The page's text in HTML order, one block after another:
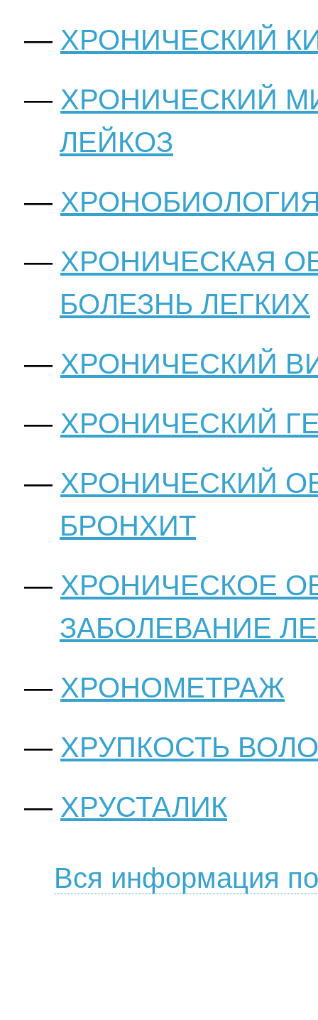
ХРОНИЧЕСКИЙ
ХРОНИЧЕСКИЙ
ЛЕЙКОЗ
ХРОНИЧЕСКАЯ
БОЛЕЗНЬ ЛЕГКИХ
ХРОНИЧЕСКИЙ
ХРОНИЧЕСКИЙ
ХРОНИЧЕСКИЙ
БРОНХИТ
ХРОНИЧЕСКОЕ
ЗАБОЛЕВАНИЕ
ХРОНОМЕТРАЖ
ХРУПКОСТЬ
ХРУСТАЛИК
Вся информация